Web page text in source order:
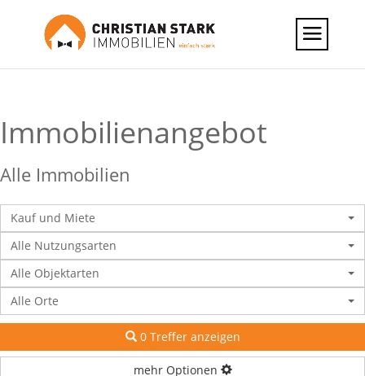
Immobilien­angebot
Alle Immobilien
Kauf und Miete
Alle Nutzungsarten
Alle Objektarten
Alle Orte
0 Treffer anzeigen
mehr Optionen